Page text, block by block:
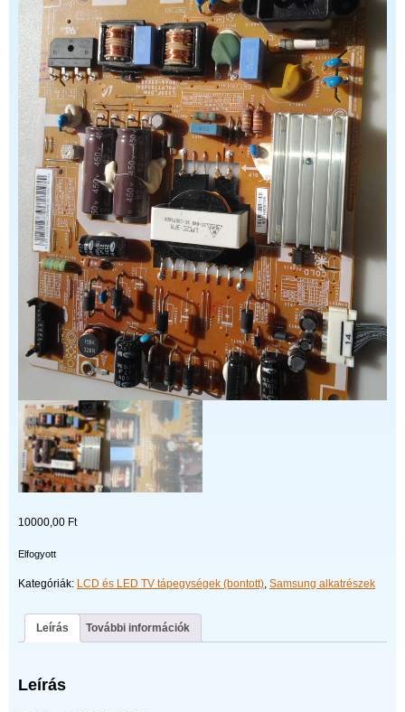
10000,00 Ft
Elfogyott
Kategóriák: LCD és LED TV tápegységek (bontott), Samsung alkatrészek
Leírás További információk
Leírás